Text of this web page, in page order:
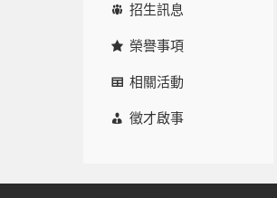
招生訊息
榮譽事項
相關活動
徵才啟事